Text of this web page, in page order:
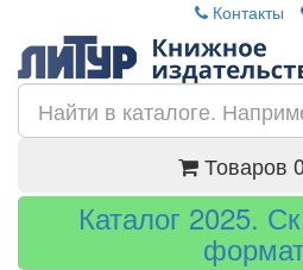
Контакты
Товаров
Каталог 2025.